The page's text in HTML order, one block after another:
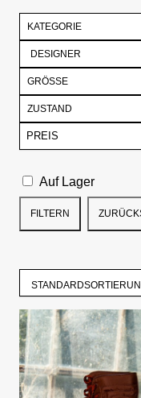
KATEGORIE
GRÖSSE
ZUSTAND
PREIS
Auf Lager
FILTERN